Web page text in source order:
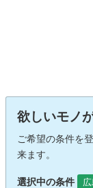
欲しいモノ
ご希望の条件を
来ます。
選択中の条件